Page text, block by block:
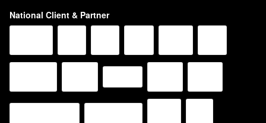
National Client & Partner